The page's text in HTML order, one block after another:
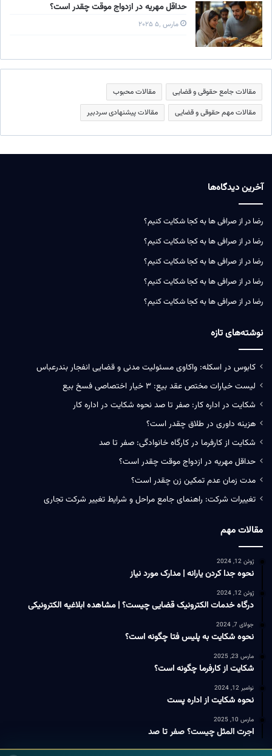
حداقل مهریه در ازدواج موقت چقدر است؟
مارس ۵٬ ۲۰۲۵
مقالات جامع حقوقی و قضایی
مقالات محبوب
مقالات مهم حقوقی و قضایی
مقالات پیشنهادی سردبیر
آخرین دیدگاه‌ها
رضا در از صرافی ها به کجا شکایت کنیم؟
رضا در از صرافی ها به کجا شکایت کنیم؟
رضا در از صرافی ها به کجا شکایت کنیم؟
رضا در از صرافی ها به کجا شکایت کنیم؟
رضا در از صرافی ها به کجا شکایت کنیم؟
نوشته‌های تازه
کابوس در اسکله: واکاوی مسئولیت‌ مدنی و قضایی انفجار بندرعباس
لیست خیارات مختص عقد بیع: ۳ خیار اختصاصی فسخ بیع
شکایت در اداره کار: صفر تا صد نحوه شکایت در اداره کار
هزینه داوری در طلاق چقدر است؟
شکایت از کارفرما در کارگاه خانوادگی: صفر تا صد
حداقل مهریه در ازدواج موقت چقدر است؟
مدت زمان عدم تمکین زن چقدر است؟
تغییرات شرکت: راهنمای جامع مراحل و شرایط تغییر شرکت تجاری
مقالات مهم
ژوئن 12, 2024
نحوه جدا کردن یارانه | مدارک مورد نیاز
ژوئن 12, 2024
درگاه خدمات الکترونیک قضایی چیست؟ | مشاهده ابلاغیه الکترونیکی
جولای 7, 2024
نحوه شکایت به پلیس فتا چگونه است؟
مارس 23, 2025
شکایت از کارفرما چگونه است؟
نوامبر 12, 2024
نحوه شکایت از اداره پست
مارس 10, 2025
اجرت المثل چیست؟ صفر تا صد